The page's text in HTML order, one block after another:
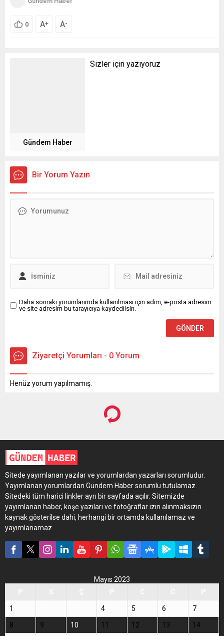
0 A+ A-
Gündem Haber
Sizler için yazıyoruz
Bir Yorum Yazın
Daha sonraki yorumlarımda kullanılması için adım, e-posta adresim
ve site adresim bu tarayıcıya kaydedilsin.
Ziyaretçi Yorumları - 0 Yorum
Henüz yorum yapılmamış.
Sitede yayımlanan yazılar ve yorumlardan yazarları sorumludur.
Yayımlanan yorumlardan Gündem Haber sorumlu tutulamaz.
Sitedeki tüm harici linkler ayrı bir sayfada açılır. Sitemizde
yayımlanan haber, köşe yazıları ve fotoğraflar izin alınmaksızın
kaynak gösterilse dahi, herhangi bir ortamda kullanılamaz ve
yayımlanamaz.
Mayıs 2023
1 4 5 6 7
8 9 10 11 12 13 14